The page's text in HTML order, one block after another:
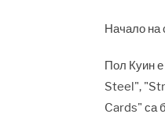
Начало на
Пол Куин
Steel",
Cards" са